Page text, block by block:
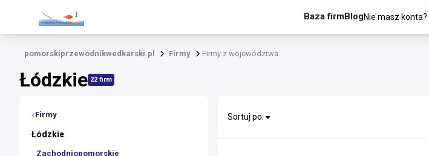
Baza firmBlogNie masz konta?
pomorskiprzewodnikwedkarski.pl Firmy Firmy z województwa
Łódzkie 22 firm
Firmy
Łódzkie
Zachodniopomorskie
Sortuj po: